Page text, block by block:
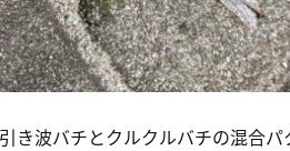
き波バチとクルクルバチの混合